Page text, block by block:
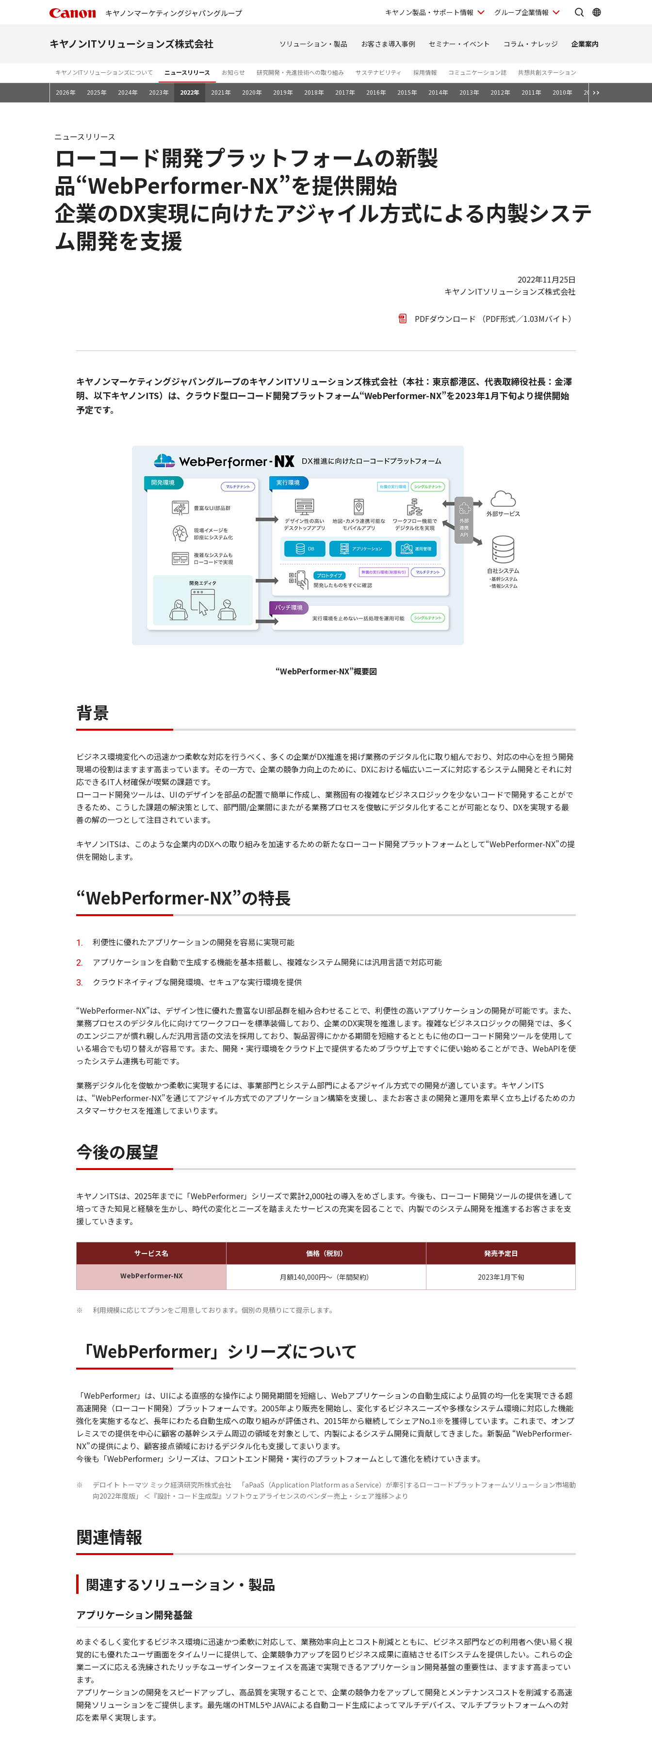
キヤノンマーケティングジャパングループ キヤノン製品・サポート情報 グループ企業情報
キヤノンITソリューションズ株式会社 ソリューション・製品 お客さま導入事例 セミナー・イベント コラム・ナレッジ 企業案内
キヤノンITソリューションズについて ニュースリリース お知らせ 研究開発・先進技術への取り組み サステナビリティ 採用情報 コミュニケーション誌 共想共創ステーション
2026年 2025年 2024年 2023年 2022年 2021年 2020年 2019年 2018年 2017年 2016年 2015年 2014年 2013年 2012年 2011年 2010年 2009年
ローコード開発プラットフォームの新製
品“WebPerformer-NX”を提供開始
企業のDX実現に向けたアジャイル方式による内製システ
ム開発を支援
ニュースリリース
2022年11月25日
キヤノンITソリューションズ株式会社
PDFダウンロード （PDF形式／1.03Mバイト）
キヤノンマーケティングジャパングループのキヤノンITソリューションズ株式会社（本社：東京都港区、代表取締役社長：金澤
明、以下キヤノンITS）は、クラウド型ローコード開発プラットフォーム“WebPerformer-NX”を2023年1月下旬より提供開始
予定です。
“WebPerformer-NX”概要図
背景
ビジネス環境変化への迅速かつ柔軟な対応を行うべく、多くの企業がDX推進を掲げ業務のデジタル化に取り組んでおり、対応の中心を担う開発
現場の役割はますます高まっています。その一方で、企業の競争力向上のために、DXにおける幅広いニーズに対応するシステム開発とそれに対
応できるIT人材確保が喫緊の課題です。
ローコード開発ツールは、UIのデザインを部品の配置で簡単に作成し、業務固有の複雑なビジネスロジックを少ないコードで開発することがで
きるため、こうした課題の解決策として、部門間/企業間にまたがる業務プロセスを俊敏にデジタル化することが可能となり、DXを実現する最
善の解の一つとして注目されています。
キヤノンITSは、このような企業内のDXへの取り組みを加速するための新たなローコード開発プラットフォームとして“WebPerformer-NX”の提
供を開始します。
“WebPerformer-NX”の特長
利便性に優れたアプリケーションの開発を容易に実現可能
アプリケーションを自動で生成する機能を基本搭載し、複雑なシステム開発には汎用言語で対応可能
クラウドネイティブな開発環境、セキュアな実行環境を提供
“WebPerformer-NX”は、デザイン性に優れた豊富なUI部品群を組み合わせることで、利便性の高いアプリケーションの開発が可能です。また、
業務プロセスのデジタル化に向けてワークフローを標準装備しており、企業のDX実現を推進します。複雑なビジネスロジックの開発では、多く
のエンジニアが慣れ親しんだ汎用言語の文法を採用しており、製品習得にかかる期間を短縮するとともに他のローコード開発ツールを使用して
いる場合でも切り替えが容易です。また、開発・実行環境をクラウド上で提供するためブラウザ上ですぐに使い始めることができ、WebAPIを使
ったシステム連携も可能です。
業務デジタル化を俊敏かつ柔軟に実現するには、事業部門とシステム部門によるアジャイル方式での開発が適しています。キヤノンITS
は、“WebPerformer-NX”を通じてアジャイル方式でのアプリケーション構築を支援し、またお客さまの開発と運用を素早く立ち上げるためのカ
スタマーサクセスを推進してまいります。
今後の展望
キヤノンITSは、2025年までに「WebPerformer」シリーズで累計2,000社の導入をめざします。今後も、ローコード開発ツールの提供を通して
培ってきた知見と経験を生かし、時代の変化とニーズを踏まえたサービスの充実を図ることで、内製でのシステム開発を推進するお客さまを支
援していきます。
サービス名 価格（税別） 発売予定日
WebPerformer-NX 月額140,000円～（年間契約） 2023年1月下旬
※ 利用規模に応じてプランをご用意しております。個別の見積りにて提示します。
「WebPerformer」シリーズについて
「WebPerformer」は、UIによる直感的な操作により開発期間を短縮し、Webアプリケーションの自動生成により品質の均一化を実現できる超
高速開発（ローコード開発）プラットフォームです。2005年より販売を開始し、変化するビジネスニーズや多様なシステム環境に対応した機能
強化を実施するなど、長年にわたる自動生成への取り組みが評価され、2015年から継続してシェアNo.1※を獲得しています。これまで、オンプ
レミスでの提供を中心に顧客の基幹システム周辺の領域を対象として、内製によるシステム開発に貢献してきました。新製品 “WebPerformer-
NX”の提供により、顧客接点領域におけるデジタル化も支援してまいります。
今後も「WebPerformer」シリーズは、フロントエンド開発・実行のプラットフォームとして進化を続けていきます。
※
デロイト トーマツ ミック経済研究所株式会社 「aPaaS（Application Platform as a Service）が牽引するローコードプラットフォームソリューション市場動
向2022年度版」 ＜『設計・コード生成型』ソフトウェアライセンスのベンダー売上・シェア推移＞より
関連情報
関連するソリューション・製品
アプリケーション開発基盤
めまぐるしく変化するビジネス環境に迅速かつ柔軟に対応して、業務効率向上とコスト削減とともに、ビジネス部門などの利用者へ使い易く視
覚的にも優れたユーザ画面をタイムリーに提供して、企業競争力アップを図りビジネス成果に直結させるITシステムを提供したい。これらの企
業ニーズに応える洗練されたリッチなユーザインターフェイスを高速で実現できるアプリケーション開発基盤の重要性は、ますます高まってい
ます。
アプリケーションの開発をスピードアップし、高品質を実現することで、企業の競争力をアップして開発とメンテナンスコストを削減する高速
開発ソリューションをご提供します。最先端のHTML5やJAVAによる自動コード生成によってマルチデバイス、マルチプラットフォームへの対
応を素早く実現します。